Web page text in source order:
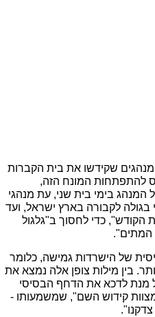
שקידשו את בית הקברות
להתפתחות המונח הזה,
בימי בית שני, עת מנהגי
לקבורה בארץ ישראל, ועד
הקודש", כדי לחסוך ב"גלגול
המתים".
של הישרדות גמישה, כלומר
בין מילות צופן אלה נמצא את
מנת לדכא את הדחף הבסיסי
קידוש השם", שמשמעותו -